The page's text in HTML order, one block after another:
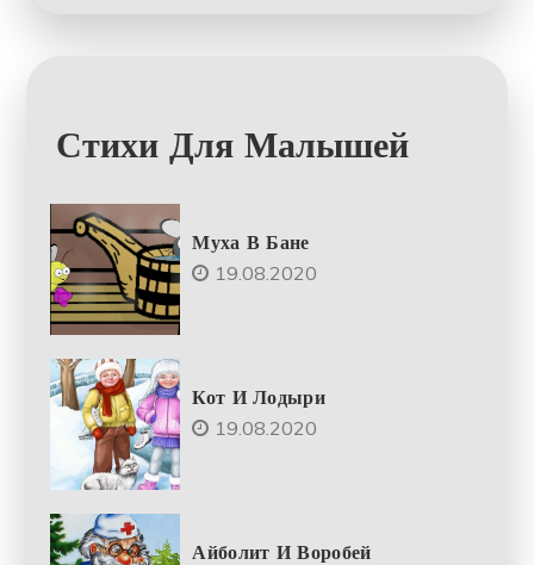
Стихи Для Малышей
Муха В Бане
19.08.2020
Кот И Лодыри
19.08.2020
Айболит И Воробей